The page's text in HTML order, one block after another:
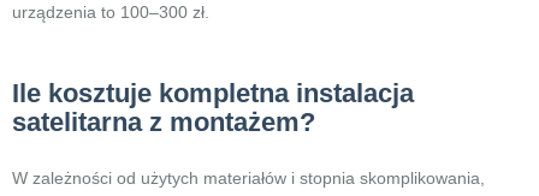
urządzenia to 100–300 zł.
Ile kosztuje kompletna instalacja
satelitarna z montażem?
W zależności od użytych materiałów i stopnia skomplikowania,